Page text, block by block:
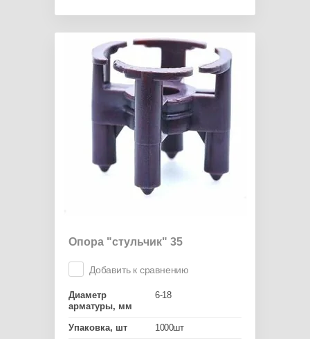
Опора "стульчик" 35
Добавить к сравнению
Диаметр
арматуры, мм
6-18
Упаковка, шт 1000шт